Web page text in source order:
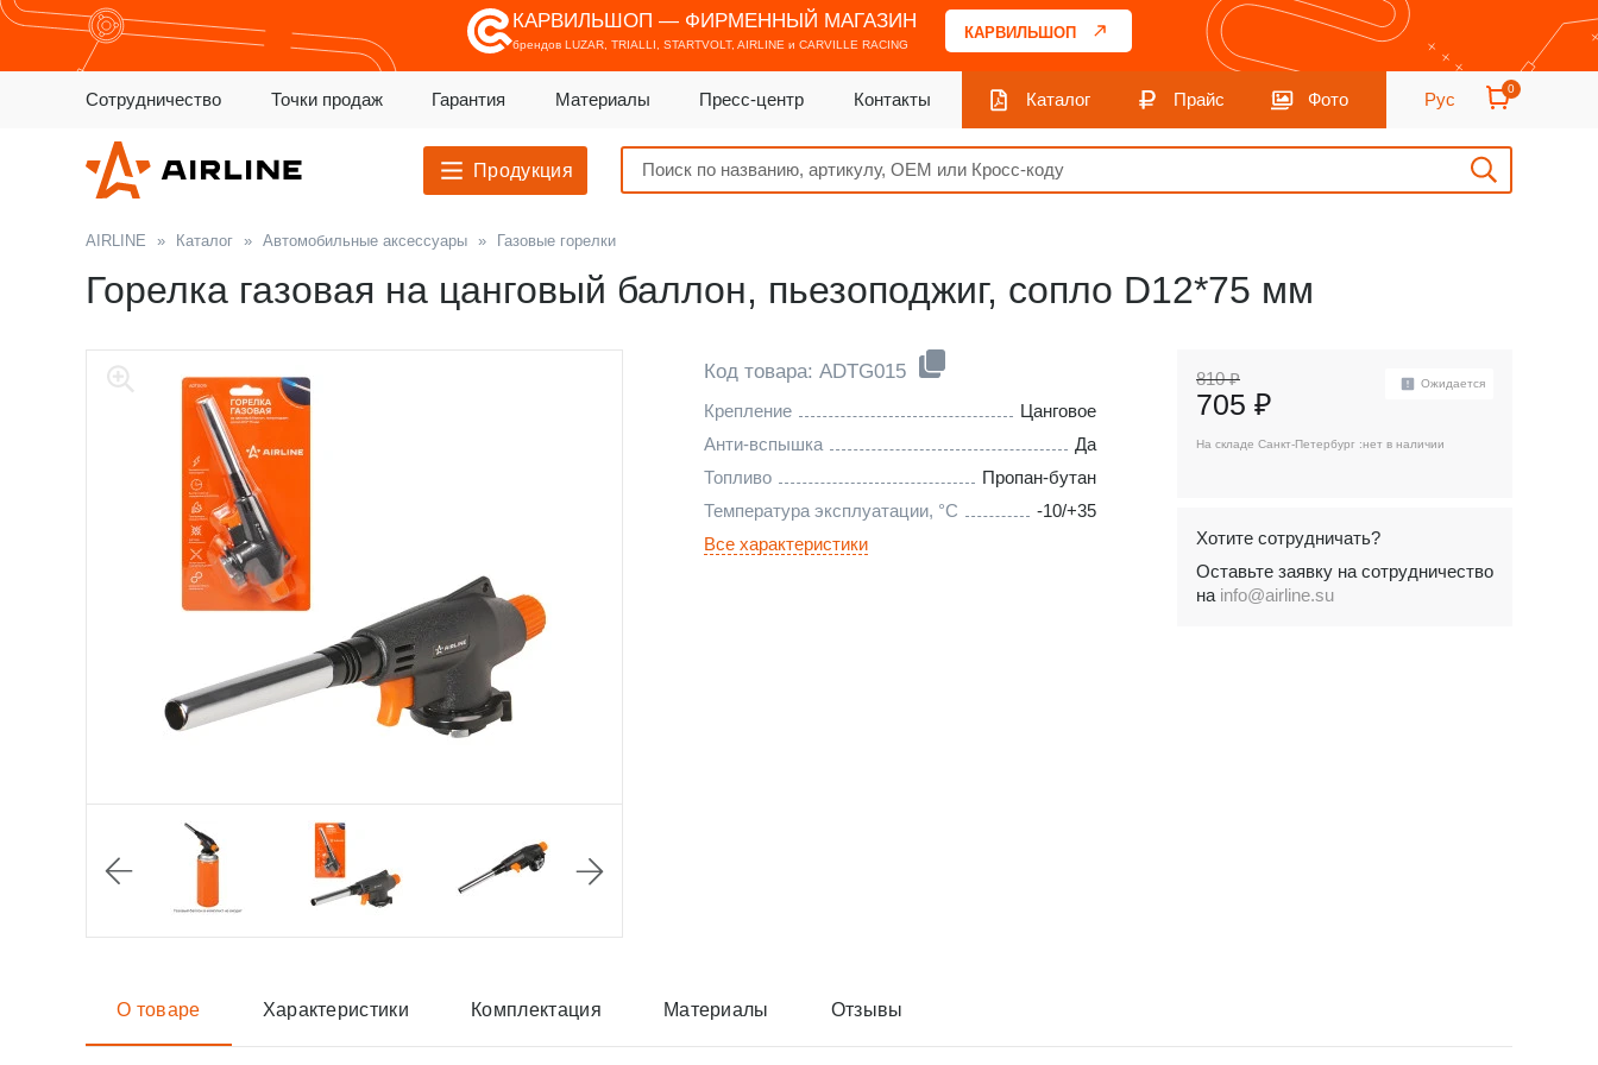
КАРВИЛЬШОП — ФИРМЕННЫЙ МАГАЗИН
брендов LUZAR, TRIALLI, STARTVOLT, AIRLINE и CARVILLE RACING
КАРВИЛЬШОП
Сотрудничество Точки продаж Гарантия Материалы Пресс-центр Контакты Каталог Прайс Фото Рус
0
Продукция
AIRLINE » Каталог » Автомобильные аксессуары » Газовые горелки
Горелка газовая на цанговый баллон, пьезоподжиг, сопло D12*75 мм
Код товара: ADTG015
Крепление
Цанговое
Анти-вспышка
Да
Топливо
Пропан-бутан
Температура эксплуатации, °С
-10/+35
Все характеристики
810 ₽
705 ₽
Ожидается
На складе Санкт-Петербург :нет в наличии
Хотите сотрудничать?
Оставьте заявку на сотрудничество
на info@airline.su
О товаре Характеристики Комплектация Материалы Отзывы